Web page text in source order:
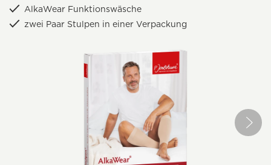
AlkaWear Funktionswäsche
zwei Paar Stulpen in einer Verpackung